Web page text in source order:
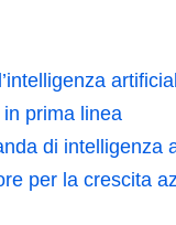
prima linea
di intelligenza
per la crescita